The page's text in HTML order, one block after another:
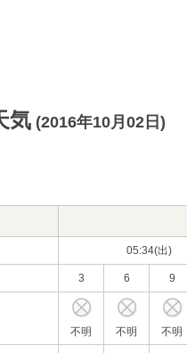
気 (2016年10月02日)
05:34(出)
3 6 9
不明 不明 不明